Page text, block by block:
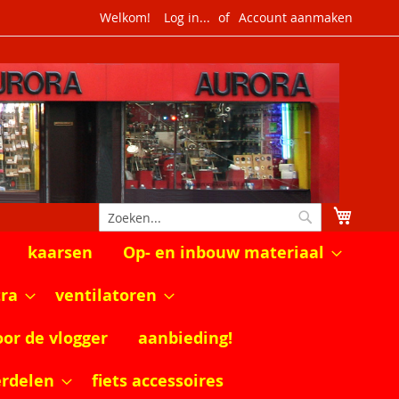
Welkom! Log in... Account aanmaken
Zoek
kaarsen
Op- en inbouw materiaal
ventilatoren
de vlogger
aanbieding!
fiets accessoires